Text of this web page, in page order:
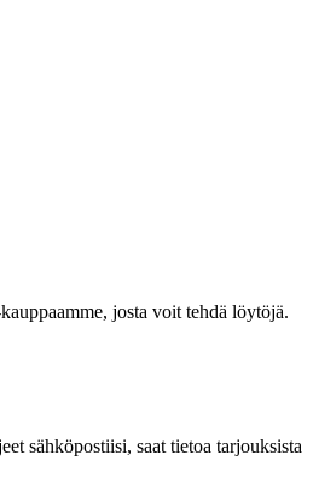
josta voit tehdä löytöjä.
sähköpostiisi, saat tietoa tarjouksista